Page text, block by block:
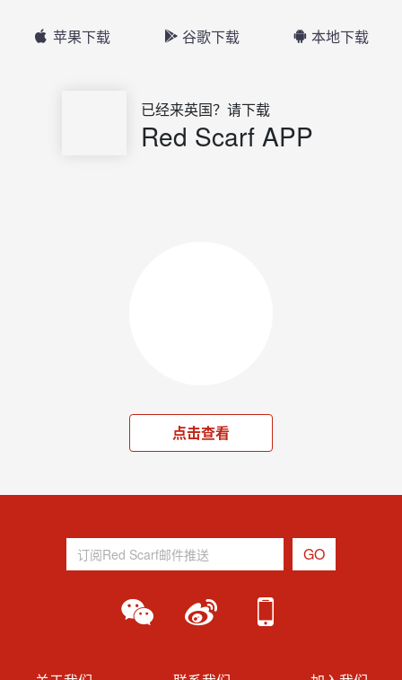
苹果下载 谷歌下载 本地下载
已经来英国？请下载
Red Scarf APP
点击查看